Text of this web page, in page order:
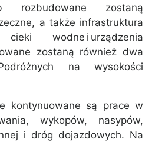
rozbudowane zostaną
a także infrastruktura
wodne i urządzenia
zostaną również dwa
na wysokości
kontynuowane są prace w
wykopów, nasypów,
i dróg dojazdowych. Na